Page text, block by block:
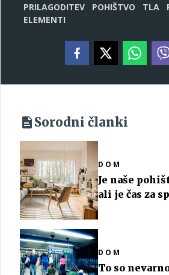
PRILAGODITEV
POHIŠTVO TLA
ELEMENTI
Sorodni članki
DOM
Je naše
ali je čas za
DOM
To so